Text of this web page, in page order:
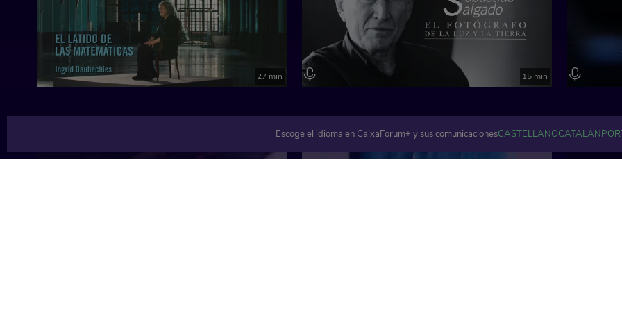
Creado por: Fundación Princesa de Asturias
Imágenes y realización: Videostudio
Teatro Jovellanos
Gijón, 23 de octubre de 2024
27 min 15 min
Escoge el idioma en CaixaForum+ y sus comunicacionesCASTELLANOCATALÁN